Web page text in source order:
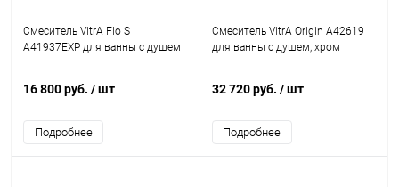
Смеситель VitrA Flo S
A41937EXP для ванны с душем
16 800 руб. / шт
Подробнее
Смеситель VitrA Origin A42619
для ванны с душем, хром
32 720 руб. / шт
Подробнее